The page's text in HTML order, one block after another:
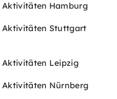
Aktivitäten Hamburg
Aktivitäten Stuttgart
Aktivitäten Leipzig
Aktivitäten Nürnberg